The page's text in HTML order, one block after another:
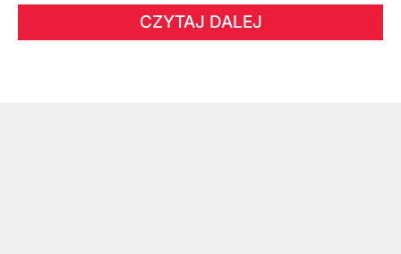
CZYTAJ DALEJ